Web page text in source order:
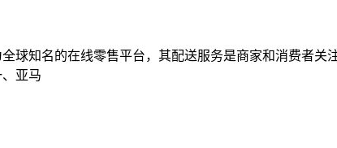
球知名的在线零售平台，其配送服务是商家和消费者
亚马